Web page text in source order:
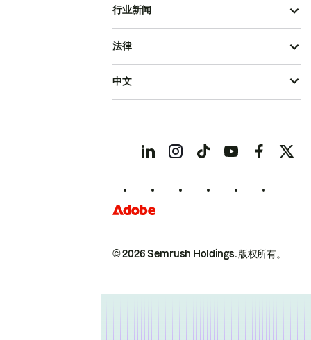
行业新闻
© 2026 Semrush Holdings.版权所有。
法律
中文